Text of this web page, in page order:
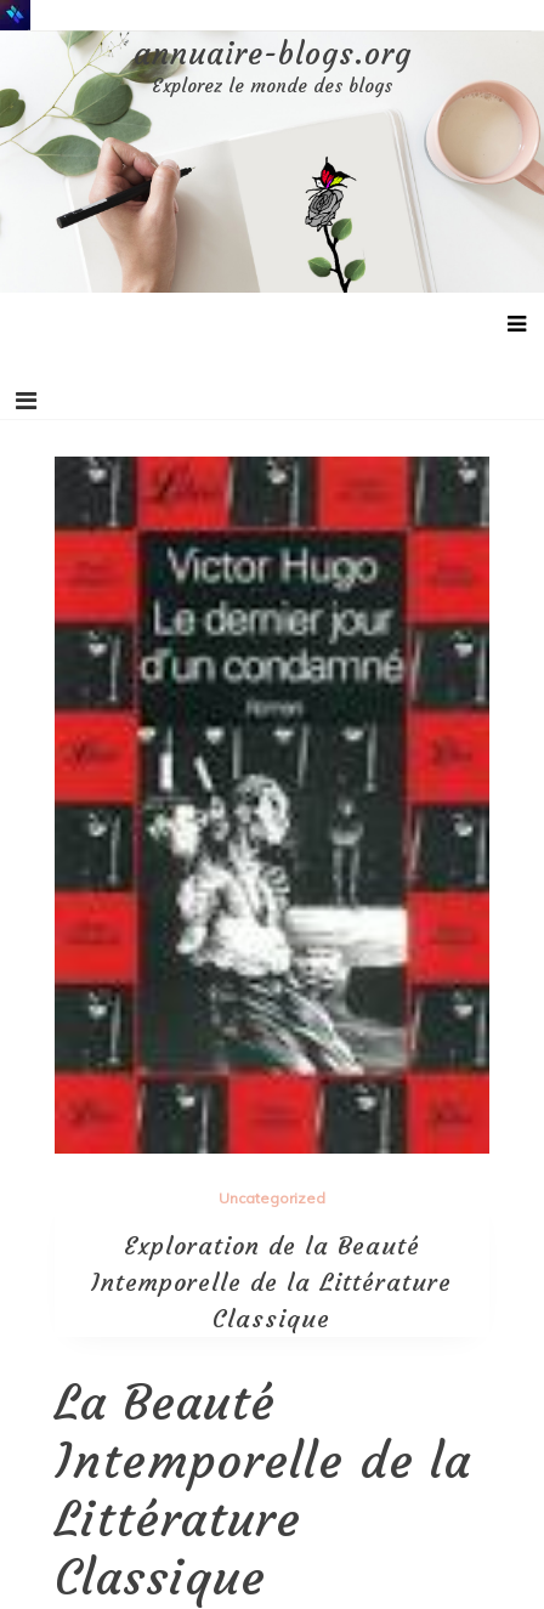
Aller
au
annuaire-blogs.org
Explorez le monde des blogs
Uncategorized
Exploration de la Beauté
Intemporelle de la Littérature
Classique
La Beauté
Intemporelle de la
Littérature
Classique